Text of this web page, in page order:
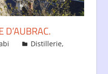
Distillerie,